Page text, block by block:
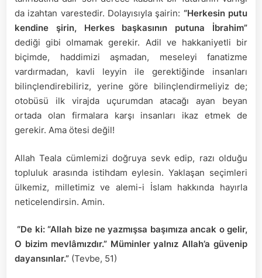
da izahtan varestedir. Dolayısıyla şairin: “Herkesin putu
kendine şirin, Herkes başkasının putuna İbrahim”
dediği gibi olmamak gerekir. Adil ve hakkaniyetli bir
biçimde, haddimizi aşmadan, meseleyi fanatizme
vardırmadan, kavli leyyin ile gerektiğinde insanları
bilinçlendirebiliriz, yerine göre bilinçlendirmeliyiz de;
otobüsü ilk virajda uçurumdan atacağı ayan beyan
ortada olan firmalara karşı insanları ikaz etmek de
gerekir. Ama ötesi değil!
Allah Teala cümlemizi doğruya sevk edip, razı olduğu
topluluk arasında istihdam eylesin. Yaklaşan seçimleri
ülkemiz, milletimiz ve alemi-i İslam hakkında hayırla
neticelendirsin. Amin.
“De ki: “Allah bize ne yazmışsa başımıza ancak o gelir,
O bizim mevlâmızdır.” Müminler yalnız Allah’a güvenip
dayansınlar.” (Tevbe, 51)